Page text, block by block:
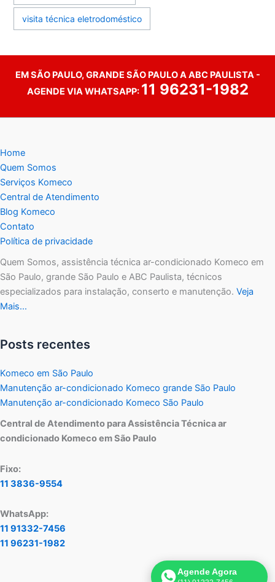
visita técnica eletrodoméstico
EM SÃO PAULO, GRANDE SÃO PAULO A ABC PAULISTA -
AGENDE VIA WHATSAPP: 11 96231-1982
Home
Quem Somos
Serviços Komeco
Central de Atendimento
Blog Komeco
Contato
Política de privacidade
Quem Somos, assistência técnica ar-condicionado Komeco em
São Paulo, grande São Paulo e ABC Paulista, técnicos
especializados para instalação, conserto e manutenção. Veja
Mais…
Posts recentes
Komeco em São Paulo
Manutenção ar-condicionado Komeco grande São Paulo
Manutenção ar-condicionado Komeco São Paulo
Central de Atendimento para Assistência Técnica ar
condicionado Komeco em São Paulo
Fixo:
11 3836-9554
WhatsApp:
11 91332-7456
11 96231-1982
Agende Agora